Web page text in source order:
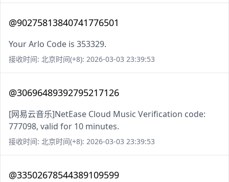
@90275813840741776501
Your Arlo Code is 353329.
接收时间: 北京时间(+8): 2026-03-03 23:39:53
@30696489392795217126
[网易云音乐]NetEase Cloud Music Verification code:
777098, valid for 10 minutes.
接收时间: 北京时间(+8): 2026-03-03 23:39:53
@33502678544389109599